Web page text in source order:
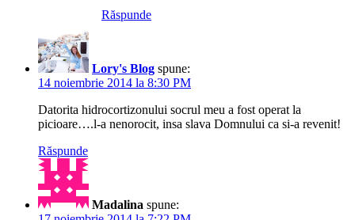
Răspunde
Lory's Blog spune:
14 noiembrie 2014 la 8:30 PM
Datorita hidrocortizonului socrul meu a fost operat la
picioare….l-a nenorocit, insa slava Domnului ca si-a revenit!
Răspunde
Madalina spune: